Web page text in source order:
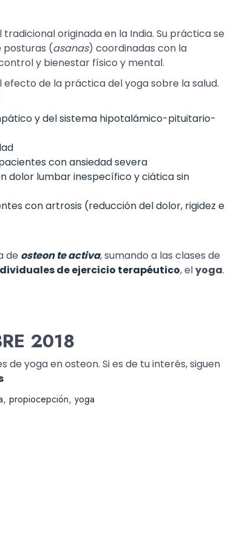
originada en la India. Su práctica se
posturas (asanas) coordinadas con la
y bienestar físico y mental.
efecto de la práctica del yoga sobre la salud.
y del sistema hipotalámico-pituitario-
con ansiedad severa
dolor lumbar inespecífico y ciática sin
con artrosis (reducción del dolor, rigidez e
de osteon te activa, sumando a las clases de
de ejercicio terapéutico, elyoga.
2018
yoga en osteon. Si es de tu interés, siguen
, propiocepción, yoga